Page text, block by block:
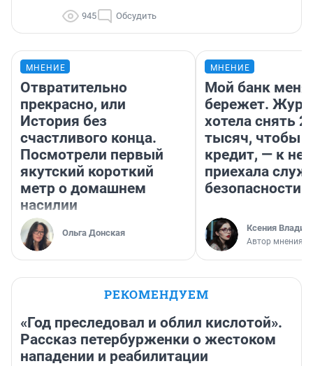
945 Обсудить
МНЕНИЕ
Отвратительно
прекрасно, или
История без
счастливого конца.
Посмотрели первый
якутский короткий
метр о домашнем
насилии
Ольга Донская
МНЕНИЕ
Мой банк меня
бережет.
хотела снять
тысяч, чтобы
кредит, — к
приехала
безопасности
Ксения
Автор мнения
РЕКОМЕНДУЕМ
«Год преследовал и облил кислотой».
Рассказ петербурженки о жестоком
нападении и реабилитации